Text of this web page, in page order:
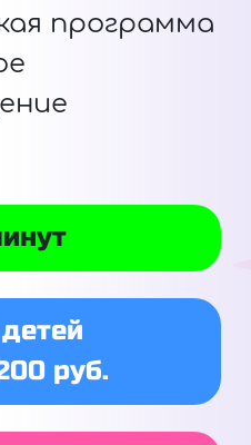
программа
руб.